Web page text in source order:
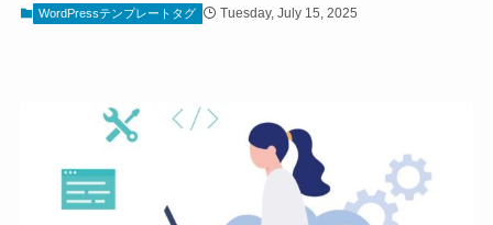
WordPressテンプレートタグ Tuesday, July 15, 2025